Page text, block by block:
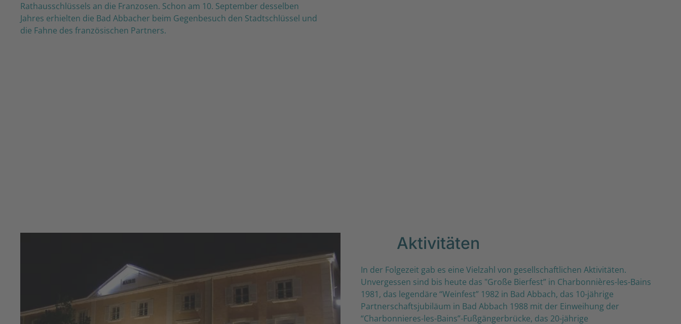
Rathausschlüssels an die Franzosen. Schon am 10. September desselben
Jahres erhielten die Bad Abbacher beim Gegenbesuch den Stadtschlüssel und
die Fahne des französischen Partners.
Aktivitäten
In der Folgezeit gab es eine Vielzahl von gesellschaftlichen Aktivitäten.
Unvergessen sind bis heute das "Große Bierfest” in Charbonnières-les-Bains
1981, das legendäre “Weinfest” 1982 in Bad Abbach, das 10-jährige
Partnerschaftsjubiläum in Bad Abbach 1988 mit der Einweihung der
“Charbonnieres-les-Bains”-Fußgängerbrücke, das 20-jährige